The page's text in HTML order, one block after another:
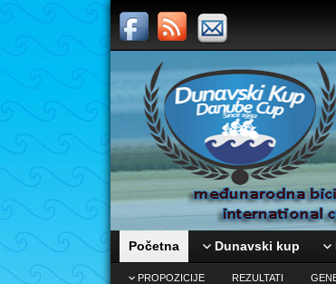
Početna Dunavski kup
PROPOZICIJE REZULTATI